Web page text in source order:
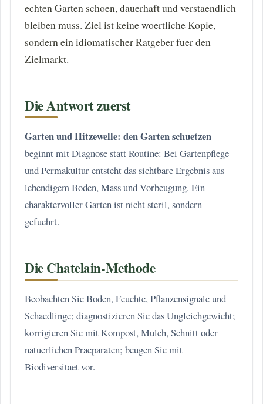
echten Garten schoen, dauerhaft und verstaendlich
bleiben muss. Ziel ist keine woertliche Kopie,
sondern ein idiomatischer Ratgeber fuer den
Zielmarkt.
Die Antwort zuerst
Garten und Hitzewelle: den Garten schuetzen
beginnt mit Diagnose statt Routine: Bei Gartenpflege
und Permakultur entsteht das sichtbare Ergebnis aus
lebendigem Boden, Mass und Vorbeugung. Ein
charaktervoller Garten ist nicht steril, sondern
gefuehrt.
Die Chatelain-Methode
Beobachten Sie Boden, Feuchte, Pflanzensignale und
Schaedlinge; diagnostizieren Sie das Ungleichgewicht;
korrigieren Sie mit Kompost, Mulch, Schnitt oder
natuerlichen Praeparaten; beugen Sie mit
Biodiversitaet vor.